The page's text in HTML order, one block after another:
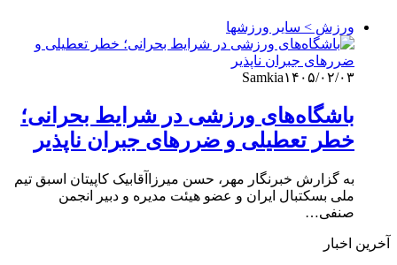
ورزش > سایر ورزشها
Samkia۱۴۰۵/۰۲/۰۳
باشگاه‌های ورزشی در شرایط بحرانی؛
خطر تعطیلی و ضررهای جبران ناپذیر
به گزارش خبرنگار مهر، حسن میرزاآقابیک کاپیتان اسبق تیم
ملی بسکتبال ایران و عضو هیئت مدیره و دبیر انجمن
صنفی…
آخرین اخبار